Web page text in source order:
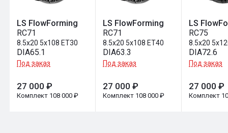
LS FlowForming
RC71
8.5x20 5x108 ET30
DIA65.1
Под заказ
27 000 ₽
Комплект 108 000 ₽
LS FlowForming
RC71
8.5x20 5x108 ET40
DIA63.3
Под заказ
27 000 ₽
Комплект 108 000 ₽
LS
RC75
8.5x20
DIA72.6
Под заказ
27 000 ₽
Комплект